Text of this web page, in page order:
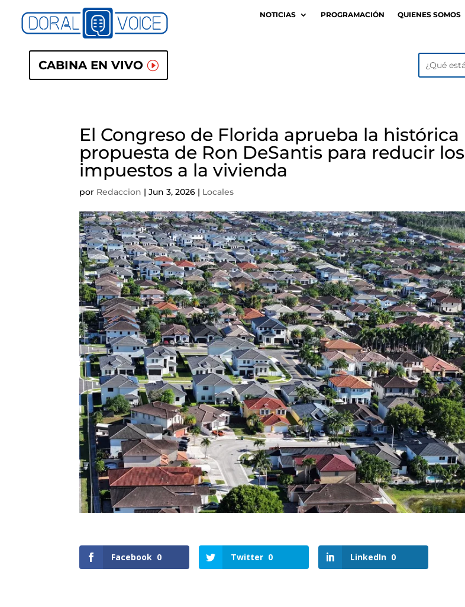
NOTICIAS PROGRAMACIÓN QUIENES SOMOS
CABINA EN VIVO
El Congreso de Florida aprueba la histórica
propuesta de Ron DeSantis para reducir los
impuestos a la vivienda
por Redaccion |Jun 3, 2026 | Locales
Facebook 0 Twitter 0 LinkedIn 0